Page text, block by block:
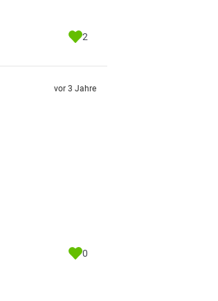
2
vor 3 Jahre
0